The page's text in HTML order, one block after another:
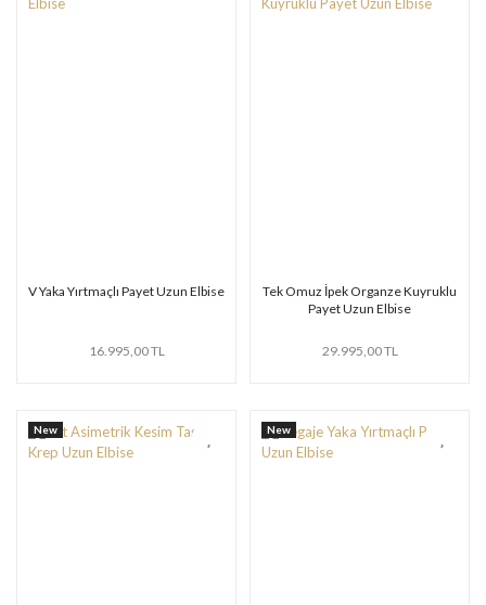
V Yaka Yırtmaçlı Payet Uzun Elbise
16.995,00 TL
Tek Omuz İpek Organze Kuyruklu
Payet Uzun Elbise
29.995,00 TL
New New